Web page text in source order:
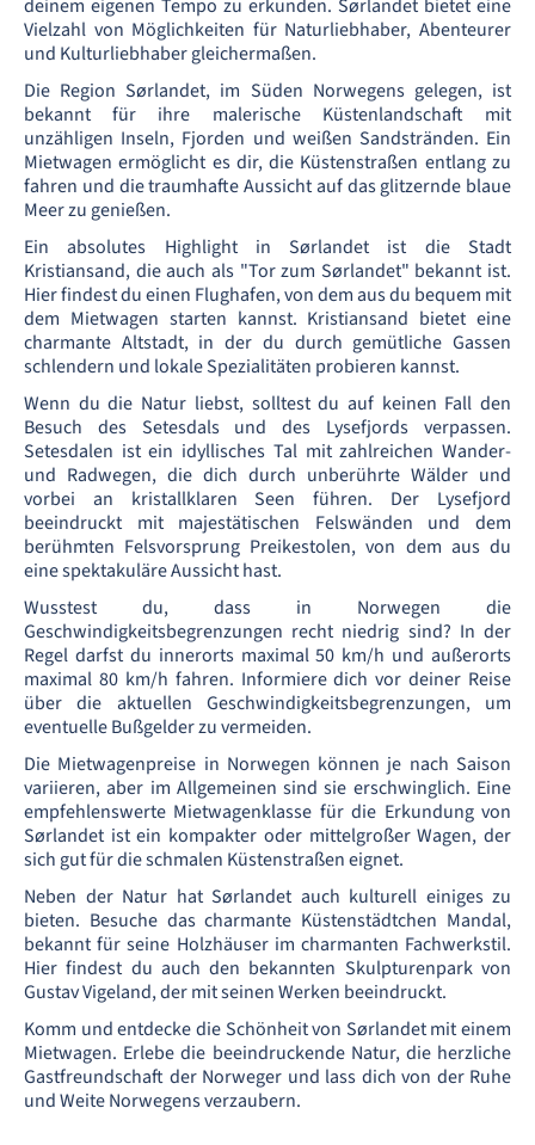
deinem eigenen Tempo zu erkunden. Sørlandet bietet eine
Vielzahl von Möglichkeiten für Naturliebhaber, Abenteurer
und Kulturliebhaber gleichermaßen.
Die Region Sørlandet, im Süden Norwegens gelegen, ist
bekannt für ihre malerische Küstenlandschaft mit
unzähligen Inseln, Fjorden und weißen Sandstränden. Ein
Mietwagen ermöglicht es dir, die Küstenstraßen entlang zu
fahren und die traumhafte Aussicht auf das glitzernde blaue
Meer zu genießen.
Ein absolutes Highlight in Sørlandet ist die Stadt
Kristiansand, die auch als "Tor zum Sørlandet" bekannt ist.
Hier findest du einen Flughafen, von dem aus du bequem mit
dem Mietwagen starten kannst. Kristiansand bietet eine
charmante Altstadt, in der du durch gemütliche Gassen
schlendern und lokale Spezialitäten probieren kannst.
Wenn du die Natur liebst, solltest du auf keinen Fall den
Besuch des Setesdals und des Lysefjords verpassen.
Setesdalen ist ein idyllisches Tal mit zahlreichen Wander-
und Radwegen, die dich durch unberührte Wälder und
vorbei an kristallklaren Seen führen. Der Lysefjord
beeindruckt mit majestätischen Felswänden und dem
berühmten Felsvorsprung Preikestolen, von dem aus du
eine spektakuläre Aussicht hast.
Wusstest du, dass in Norwegen die
Geschwindigkeitsbegrenzungen recht niedrig sind? In der
Regel darfst du innerorts maximal 50 km/h und außerorts
maximal 80 km/h fahren. Informiere dich vor deiner Reise
über die aktuellen Geschwindigkeitsbegrenzungen, um
eventuelle Bußgelder zu vermeiden.
Die Mietwagenpreise in Norwegen können je nach Saison
variieren, aber im Allgemeinen sind sie erschwinglich. Eine
empfehlenswerte Mietwagenklasse für die Erkundung von
Sørlandet ist ein kompakter oder mittelgroßer Wagen, der
sich gut für die schmalen Küstenstraßen eignet.
Neben der Natur hat Sørlandet auch kulturell einiges zu
bieten. Besuche das charmante Küstenstädtchen Mandal,
bekannt für seine Holzhäuser im charmanten Fachwerkstil.
Hier findest du auch den bekannten Skulpturenpark von
Gustav Vigeland, der mit seinen Werken beeindruckt.
Komm und entdecke die Schönheit von Sørlandet mit einem
Mietwagen. Erlebe die beeindruckende Natur, die herzliche
Gastfreundschaft der Norweger und lass dich von der Ruhe
und Weite Norwegens verzaubern.